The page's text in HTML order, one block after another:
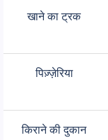
खाने का ट्रक
पिज़्ज़ेरिया
किराने की दुकान